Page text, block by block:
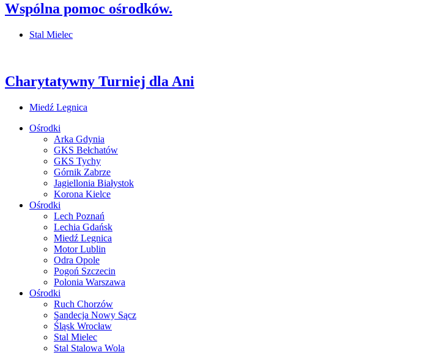
Wspólna pomoc ośrodków.
Stal Mielec
Charytatywny Turniej dla Ani
Miedź Legnica
Ośrodki
Arka Gdynia
GKS Bełchatów
GKS Tychy
Górnik Zabrze
Jagiellonia Białystok
Korona Kielce
Ośrodki
Lech Poznań
Lechia Gdańsk
Miedź Legnica
Motor Lublin
Odra Opole
Pogoń Szczecin
Polonia Warszawa
Ośrodki
Ruch Chorzów
Sandecja Nowy Sącz
Śląsk Wrocław
Stal Mielec
Stal Stalowa Wola